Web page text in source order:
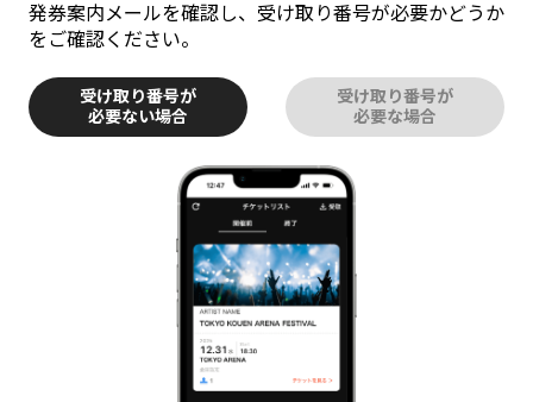
発券案内メールを確認し、受け取り番号が必要かどうか
をご確認ください。
受け取り番号が
必要ない場合
受け取り番号が
必要な場合